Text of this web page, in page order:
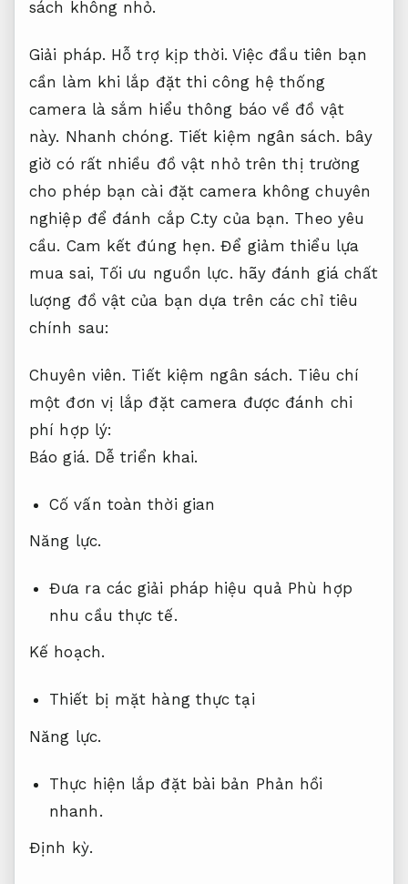
sách không nhỏ.
Giải pháp. Hỗ trợ kịp thời. Việc đầu tiên bạn
cần làm khi lắp đặt thi công hệ thống
camera là sắm hiểu thông báo về đồ vật
này. Nhanh chóng. Tiết kiệm ngân sách. bây
giờ có rất nhiều đồ vật nhỏ trên thị trường
cho phép bạn cài đặt camera không chuyên
nghiệp để đánh cắp C.ty của bạn. Theo yêu
cầu. Cam kết đúng hẹn. Để giảm thiểu lựa
mua sai, Tối ưu nguồn lực. hãy đánh giá chất
lượng đồ vật của bạn dựa trên các chỉ tiêu
chính sau:
Chuyên viên. Tiết kiệm ngân sách. Tiêu chí
một đơn vị lắp đặt camera được đánh chi
phí hợp lý:
Báo giá. Dễ triển khai.
Cố vấn toàn thời gian
Năng lực.
Đưa ra các giải pháp hiệu quả Phù hợp
nhu cầu thực tế.
Kế hoạch.
Thiết bị mặt hàng thực tại
Năng lực.
Thực hiện lắp đặt bài bản Phản hồi
nhanh.
Định kỳ.